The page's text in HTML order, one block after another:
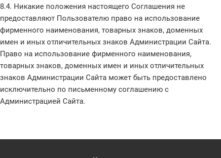
8.4. Никакие положения настоящего Соглашения не
предоставляют Пользователю право на использование
фирменного наименования, товарных знаков, доменных
имен и иных отличительных знаков Администрации Сайта.
Право на использование фирменного наименования,
товарных знаков, доменных имен и иных отличительных
знаков Администрации Сайта может быть предоставлено
исключительно по письменному соглашению с
Администрацией Сайта.